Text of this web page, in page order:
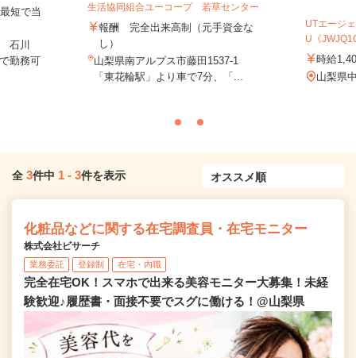
短で当
石川
勤務可
生活協同組合ユーコープ 若草センター
報酬 完全出来高制（元手資金な
し）
山梨県南アルプス市藤田1537-1
「東花輪駅」より車で7分、「...
UTエージ
U《
時給
山梨県
全 3件中 1 - 3件を表示
化粧品などに関する在宅調査員・在宅モニター
株式会社ビサーチ
業務委託 登録制 在宅・内職
完全在宅OK！スマホで出来る美容モニター大募集！未経
験歓迎♪履歴書・面接不要でスグに働ける！@山梨県